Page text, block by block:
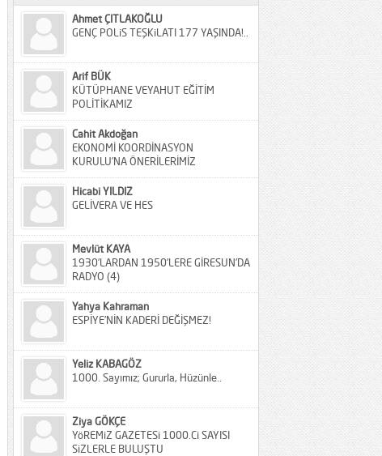
Ahmet ÇITLAKOĞLU
GENÇ POLiS TEŞKiLATI 177 YAŞINDA!..
Arif BÜK
KÜTÜPHANE VEYAHUT EĞİTİM
POLİTİKAMIZ
Cahit Akdoğan
EKONOMİ KOORDİNASYON
KURULU’NA ÖNERİLERİMİZ
Hicabi YILDIZ
GELİVERA VE HES
Mevlüt KAYA
1930’LARDAN 1950’LERE GİRESUN’DA
RADYO (4)
Yahya Kahraman
ESPİYE’NİN KADERİ DEĞİŞMEZ!
Yeliz KABAGÖZ
1000. Sayımız; Gururla, Hüzünle..
Ziya GÖKÇE
YöREMiZ GAZETESi 1000.Ci SAYISI
SiZLERLE BULUŞTU